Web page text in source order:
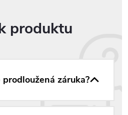
produktu
záruka?